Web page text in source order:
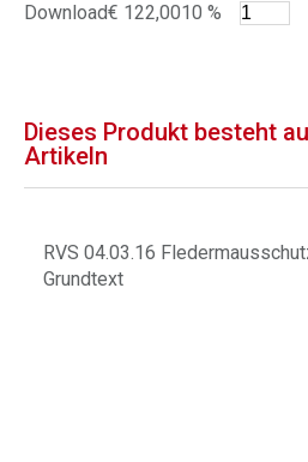
Download€ 122,0010 %
Dieses Produkt besteht
Artikeln
RVS 04.03.16
Grundtext